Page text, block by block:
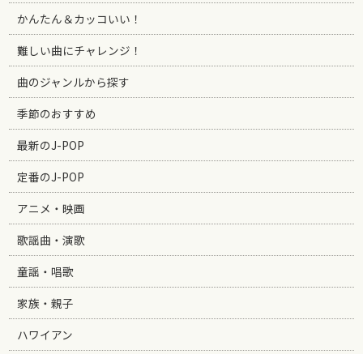
かんたん＆カッコいい！
難しい曲にチャレンジ！
曲のジャンルから探す
季節のおすすめ
最新のJ-POP
定番のJ-POP
アニメ・映画
歌謡曲・演歌
童謡・唱歌
家族・親子
ハワイアン